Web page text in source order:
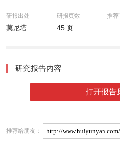
研报出处
莫尼塔
研报页数
45 页
推荐
研究报告内容
打开报告
推荐给朋友：